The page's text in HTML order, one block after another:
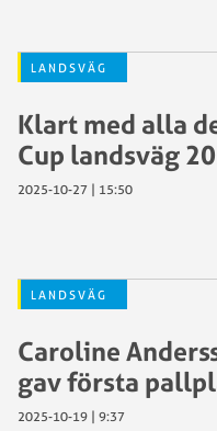
LANDSVÄG
Klart med alla
Cup landsväg
2025-10-27 | 15:50
LANDSVÄG
Caroline
gav första
2025-10-19 | 9:37